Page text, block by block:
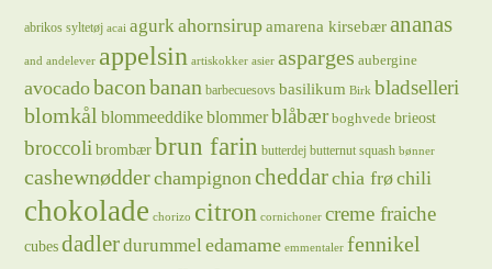
abrikos syltetøj acai agurkahornsirupamarena kirsebærananas
and andelever appelsin artiskokker asier asparges aubergine
avocadobaconbanan barbecuesovs basilikum Birk bladselleri
blomkål blommeeddikeblommerblåbær boghvede brieost
broccoli brombær brun farin butterdej butternut squash bønner
cashewnødderchampignoncheddarchia frøchili
chokolade chorizo citron cornichoner creme fraiche
cubes dadlerdurummeledamame emmentaler fennikel